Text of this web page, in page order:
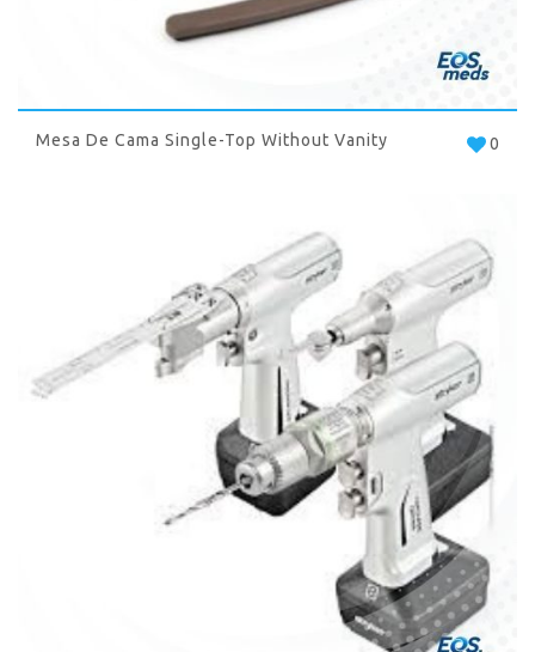
0
Mesa De Cama Single-Top Without Vanity